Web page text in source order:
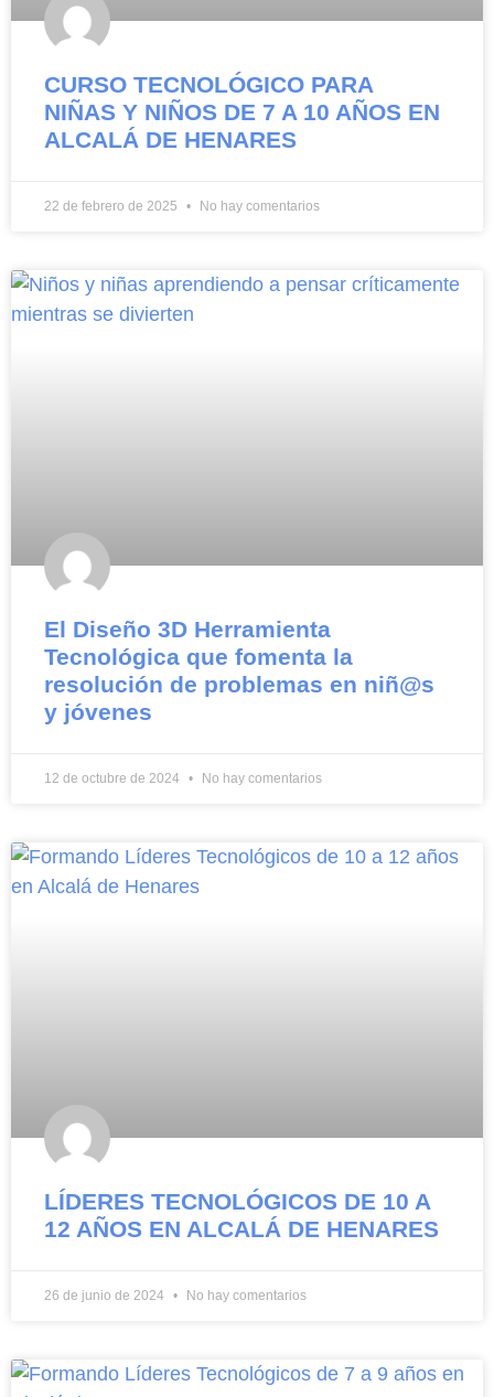
CURSO TECNOLÓGICO PARA
NIÑAS Y NIÑOS DE 7 A 10 AÑOS EN
ALCALÁ DE HENARES
22 de febrero de 2025 No hay comentarios
El Diseño 3D Herramienta
Tecnológica que fomenta la
resolución de problemas en niñ@s
y jóvenes
12 de octubre de 2024 No hay comentarios
LÍDERES TECNOLÓGICOS DE 10 A
12 AÑOS EN ALCALÁ DE HENARES
26 de junio de 2024 No hay comentarios